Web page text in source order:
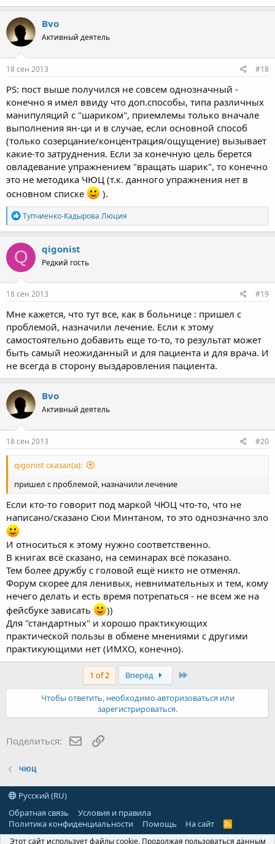
Bvo
Активный деятель
18 сен 2013 #18
PS: пост выше получился не совсем однозначный -
конечно я имел ввиду что доп.способы, типа различных
манипуляций с "шариком", приемлемы только вначале
выполнения ян-ци и в случае, если основной способ
(только созерцание/концентрация/ощущение) вызывает
какие-то затруднения. Если за конечную цель берется
овладевание упражнением "вращать шарик", то конечно
это не методика ЧЮЦ (т.к. данного упражнения нет в
основном списке
).
R
e
a
c
t
i
o
n
s
Тупчиенко-Кадырова Люция
Q qigonist
Редкий гость
18 сен 2013 #19
Мне кажется, что тут все, как в больнице : пришел с
проблемой, назначили лечение. Если к этому
самостоятельно добавить еще то-то, то результат может
быть самый неожиданный и для пациента и для врача. И
не всегда в сторону выздаровления пациента.
Bvo
Активный деятель
18 сен 2013 #20
qigonist сказал(а):
пришел с проблемой, назначили лечение
Если кто-то говорит под маркой ЧЮЦ что-то, что не
написано/сказано Сюи Минтаном, то это однозначно зло
И относиться к этому нужно соответственно.
В книгах всё сказано, на семинарах всё показано.
Тем более дружбу с головой ещё никто не отменял.
Форум скорее для ленивых, невнимательных и тем, кому
нечего делать и есть время потрепаться - не всем же на
фейсбуке зависать
))
Для "стандартных" и хорошо практикующих
практической пользы в обмене мнениями с другими
практикующими нет (ИМХО, конечно).
1 of 2 Вперёд
Чтобы ответить, необходимо авторизоваться или
зарегистрироваться.
Поделиться: E-mail
ЧЮЦ
Русский (RU)
Обратная связь
Условия и правила
Политика конфиденциальности
Помощь На сайт
R
S
Этот сайт использует файлы cookie. Продолжая пользоваться данным